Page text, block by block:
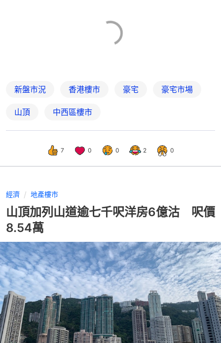
新盤市況 香港樓市 豪宅 豪宅市場
山頂 中西區樓市
7 0 0 2 0
經濟 地產樓市
山頂加列山道逾七千呎洋房6億沽 呎價
8.54萬